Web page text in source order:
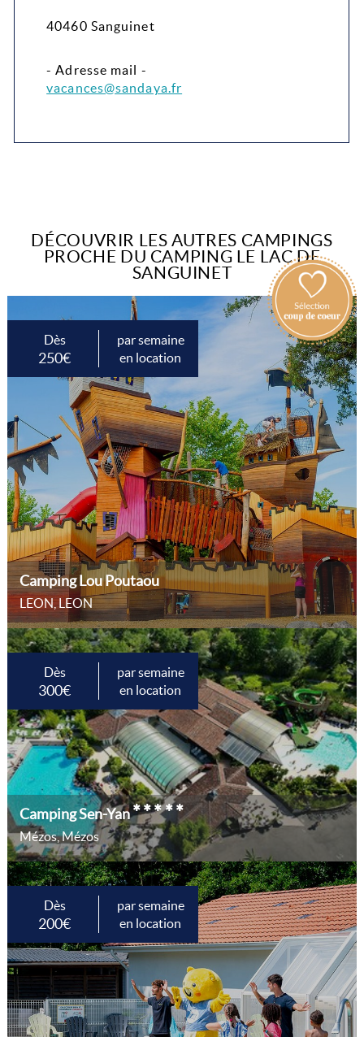
40460 Sanguinet
- Adresse mail -
vacances@sandaya.fr
DÉCOUVRIR LES AUTRES CAMPINGS
PROCHE DU CAMPING LE LAC DE
SANGUINET
Dès
250€
par semaine
en location
Camping Lou Poutaou
LEON, LEON
Dès
300€
par semaine
en location
Camping Sen-Yan*****
Mézos, Mézos
Dès
200€
par semaine
en location